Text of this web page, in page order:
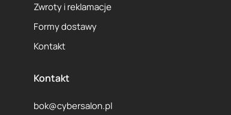
Zwroty i reklamacje
Formy dostawy
Kontakt
Kontakt
bok@cybersalon.pl